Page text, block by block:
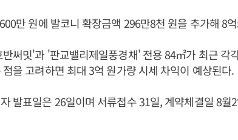
만 원에 발코니 확장금액 296만8천 원을 추가해 8
써밋'과 '판교밸리제일풍경채' 전용 84㎡가 최근 각
을 고려하면 최대 3억 원가량 시세 차익이 예상된다.
발표일은 26일이며 서류접수 31일, 계약체결일 8월